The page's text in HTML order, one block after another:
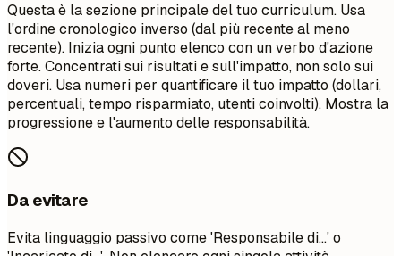
Questa è la sezione principale del tuo curriculum. Usa
l'ordine cronologico inverso (dal più recente al meno
recente). Inizia ogni punto elenco con un verbo d'azione
forte. Concentrati sui risultati e sull'impatto, non solo sui
doveri. Usa numeri per quantificare il tuo impatto (dollari,
percentuali, tempo risparmiato, utenti coinvolti). Mostra la
progressione e l'aumento delle responsabilità.
Da evitare
Evita linguaggio passivo come 'Responsabile di...' o